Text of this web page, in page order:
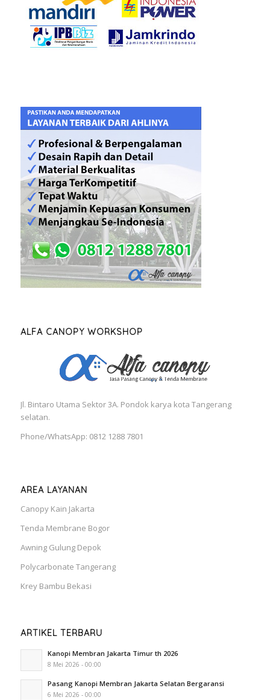
ALFA CANOPY WORKSHOP
Jl. Bintaro Utama Sektor 3A. Pondok karya kota Tangerang
selatan.
Phone/WhatsApp: 0812 1288 7801
AREA LAYANAN
Canopy Kain Jakarta
Tenda Membrane Bogor
Awning Gulung Depok
Polycarbonate Tangerang
Krey Bambu Bekasi
ARTIKEL TERBARU
Kanopi Membran Jakarta Timur th 2026
8 Mei 2026 - 00:00
Pasang Kanopi Membran Jakarta Selatan Bergaransi
6 Mei 2026 - 00:00